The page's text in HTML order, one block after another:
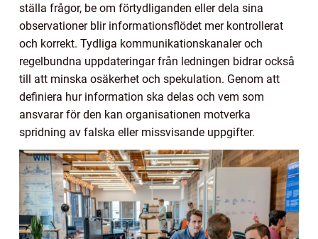
ställa frågor, be om förtydliganden eller dela sina
observationer blir informationsflödet mer kontrollerat
och korrekt. Tydliga kommunikationskanaler och
regelbundna uppdateringar från ledningen bidrar också
till att minska osäkerhet och spekulation. Genom att
definiera hur information ska delas och vem som
ansvarar för den kan organisationen motverka
spridning av falska eller missvisande uppgifter.